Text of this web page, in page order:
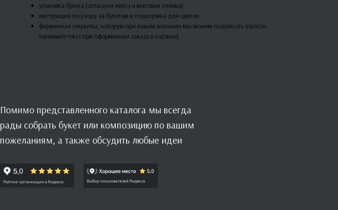
упаковка букета (атласная лента и матовая пленка)
инструкция по уходу за букетом и подкормка для цветов
фирменная открытка, которую при вашем желании мы можем подписать (просто
напишите текст при оформлении заказа в корзине)
Помимо представленного каталога мы всегда
рады собрать букет или композицию по вашим
пожеланиям, а также обсудить любые идеи